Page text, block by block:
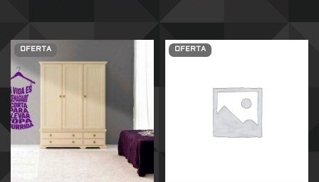
OFERTA OFERTA